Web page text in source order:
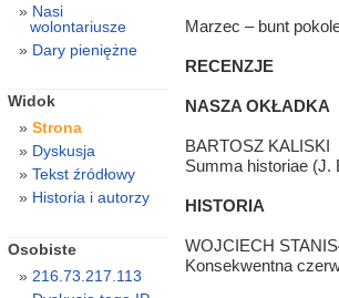
Marzec – bunt
RECENZJE
NASZA OKŁADKA
BARTOSZ KALISKI
Summa historiae (J.
HISTORIA
WOJCIECH
Konsekwentna
Nasi
wolontariusze
Dary pieniężne
Widok
Strona
Dyskusja
Tekst źródłowy
Historia i autorzy
Osobiste
216.73.217.113